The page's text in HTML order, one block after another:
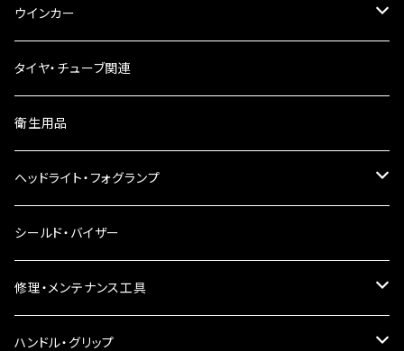
ウインカー
ウインカーリレー
ウインカーレンズ
LEDウインカー
電球型ウインカー
バードゲージウインカー
ウインカークランプ
タイヤ・チューブ関連
衛生用品
ヘッドライト・フォグランプ
ヘッドライト
フォグランプ
配線・リレー
シールド・バイザー
修理・メンテナンス工具
インテークマニホールド
ハンドル・グリップ